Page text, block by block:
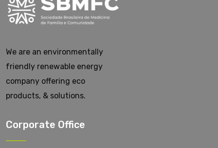
We are an environmentally
friendly renewable energy
company offering eco
products, & solutions.
Corporate Office